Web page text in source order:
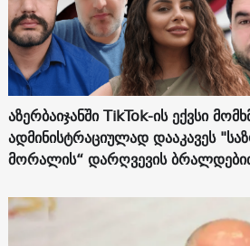
აზერბაიჯანში TikTok-ის ექვსი
ადმინისტრაციულად დააკავეს
მორალის“ დარღვევის